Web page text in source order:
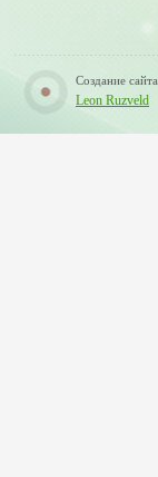
Создание сайта
Leon Ruzveld